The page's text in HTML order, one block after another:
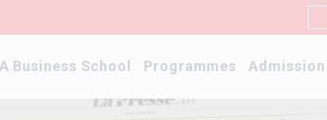
Business School Programmes Admission